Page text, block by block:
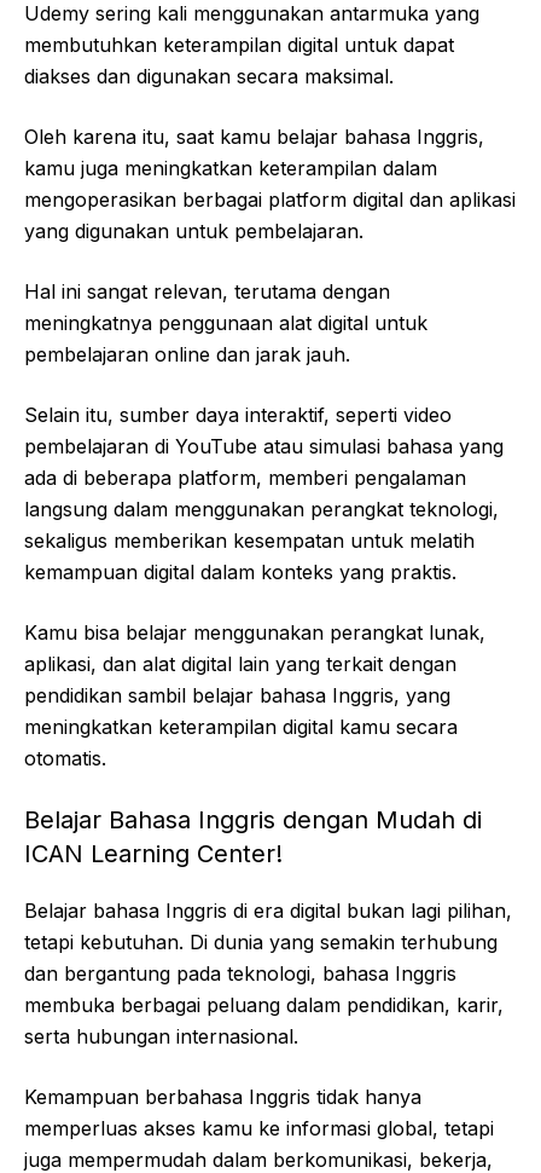
Udemy sering kali menggunakan antarmuka yang
membutuhkan keterampilan digital untuk dapat
diakses dan digunakan secara maksimal.
Oleh karena itu, saat kamu belajar bahasa Inggris,
kamu juga meningkatkan keterampilan dalam
mengoperasikan berbagai platform digital dan aplikasi
yang digunakan untuk pembelajaran.
Hal ini sangat relevan, terutama dengan
meningkatnya penggunaan alat digital untuk
pembelajaran online dan jarak jauh.
Selain itu, sumber daya interaktif, seperti video
pembelajaran di YouTube atau simulasi bahasa yang
ada di beberapa platform, memberi pengalaman
langsung dalam menggunakan perangkat teknologi,
sekaligus memberikan kesempatan untuk melatih
kemampuan digital dalam konteks yang praktis.
Kamu bisa belajar menggunakan perangkat lunak,
aplikasi, dan alat digital lain yang terkait dengan
pendidikan sambil belajar bahasa Inggris, yang
meningkatkan keterampilan digital kamu secara
otomatis.
Belajar Bahasa Inggris dengan Mudah di
ICAN Learning Center!
Belajar bahasa Inggris di era digital bukan lagi pilihan,
tetapi kebutuhan. Di dunia yang semakin terhubung
dan bergantung pada teknologi, bahasa Inggris
membuka berbagai peluang dalam pendidikan, karir,
serta hubungan internasional.
Kemampuan berbahasa Inggris tidak hanya
memperluas akses kamu ke informasi global, tetapi
juga mempermudah dalam berkomunikasi, bekerja,